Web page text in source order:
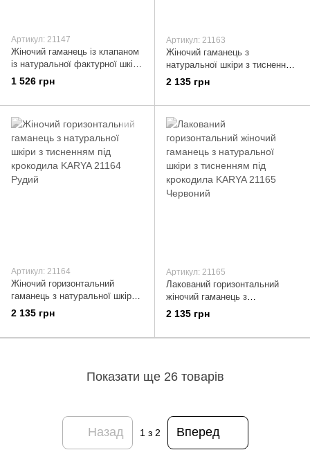
Артикул: 21147
Жіночий гаманець із клапаном
із натуральної фактурної шкіри
KARYA 21147 Синій
1 526 грн
Артикул: 21163
Жіночий гаманець з
натуральної шкіри з тисненням
під крокодила KARYA 21163
Бежевий
2 135 грн
Артикул: 21164
Жіночий горизонтальний
гаманець з натуральної шкіри з
тисненням під крокодила
KARYA 21164 Рудий
2 135 грн
Артикул: 21165
Лакований горизонтальний
жіночий гаманець з
натуральної шкіри з тисненням
під крокодила KARYA 21165
2 135 грн
Показати ще 26 товарів
Назад 1 з 2 Вперед